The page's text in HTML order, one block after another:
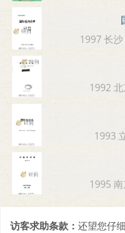
1997 长
1992
1993
1995
访客求助条款： 还望您仔